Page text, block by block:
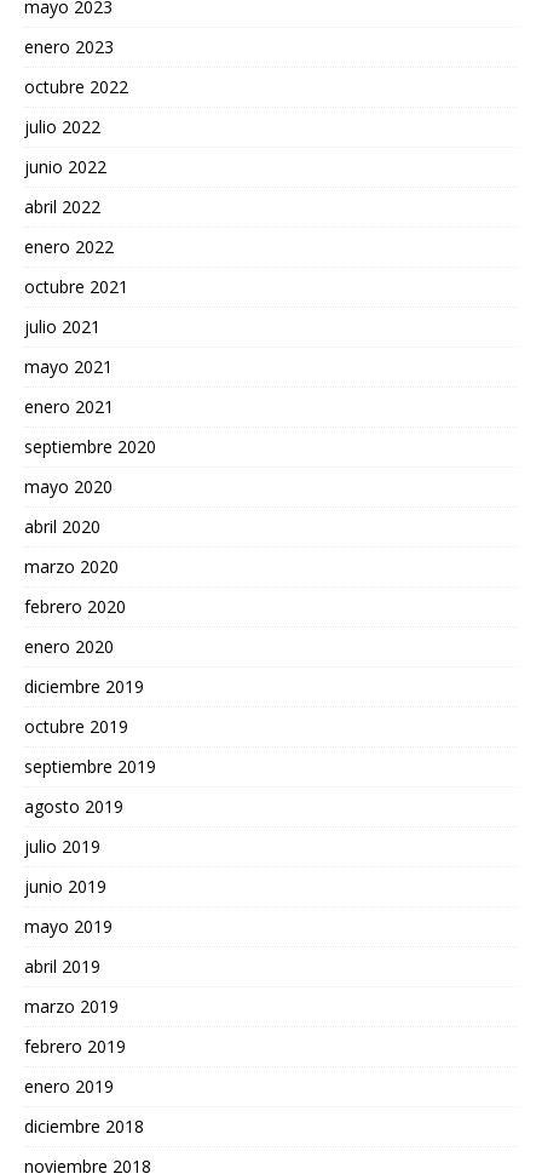
mayo 2023
enero 2023
octubre 2022
julio 2022
junio 2022
abril 2022
enero 2022
octubre 2021
julio 2021
mayo 2021
enero 2021
septiembre 2020
mayo 2020
abril 2020
marzo 2020
febrero 2020
enero 2020
diciembre 2019
octubre 2019
septiembre 2019
agosto 2019
julio 2019
junio 2019
mayo 2019
abril 2019
marzo 2019
febrero 2019
enero 2019
diciembre 2018
noviembre 2018